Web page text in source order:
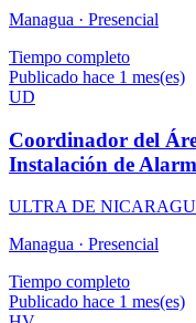
Managua · Presencial
Tiempo completo
Publicado hace 1 mes(es)
UD
Coordinador del
Instalación de
ULTRA DE
Managua · Presencial
Tiempo completo
Publicado hace 1 mes(es)